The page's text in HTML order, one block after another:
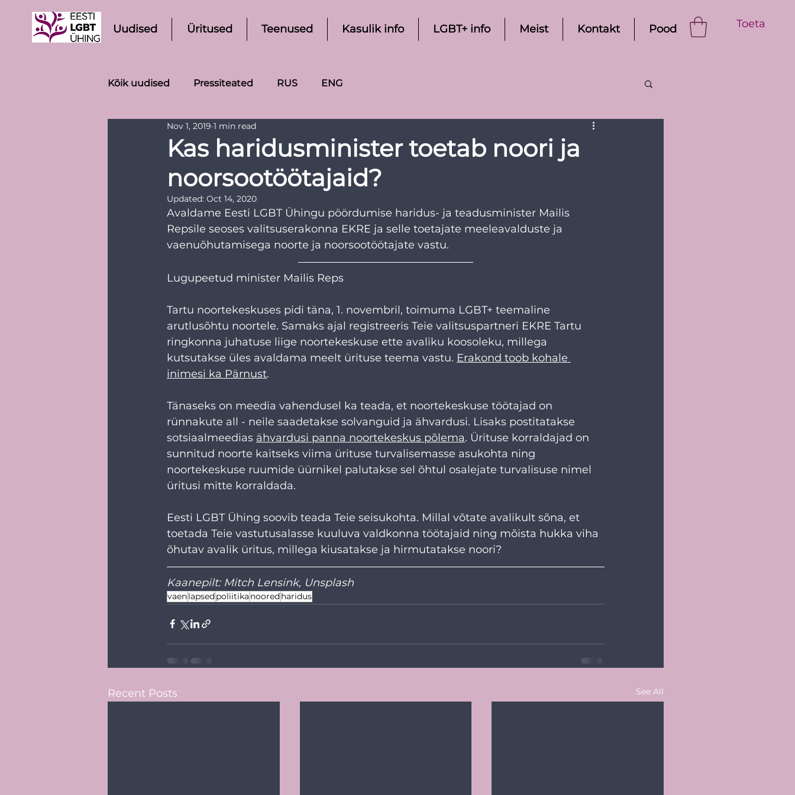
Uudised Üritused Teenused Kasulik info LGBT+ info Meist Kontakt Pood Toeta
Kõik uudised Pressiteated RUS ENG
Kas haridusminister toetab noori ja
noorsootöötajaid?
Nov 1, 2019 1 min read
Updated: Oct 14, 2020
Avaldame Eesti LGBT Ühingu pöördumise haridus- ja teadusminister Mailis
Repsile seoses valitsuserakonna EKRE ja selle toetajate meeleavalduste ja
vaenuõhutamisega noorte ja noorsootöötajate vastu.
Lugupeetud minister Mailis Reps
Tartu noortekeskuses pidi täna, 1. novembril, toimuma LGBT+ teemaline
arutlusõhtu noortele. Samaks ajal registreeris Teie valitsuspartneri EKRE Tartu
ringkonna juhatuse liige noortekeskuse ette avaliku koosoleku, millega
kutsutakse üles avaldama meelt ürituse teema vastu. Erakond toob kohale
inimesi ka Pärnust.
Tänaseks on meedia vahendusel ka teada, et noortekeskuse töötajad on
rünnakute all - neile saadetakse solvanguid ja ähvardusi. Lisaks postitatakse
sotsiaalmeedias ähvardusi panna noortekeskus põlema. Ürituse korraldajad on
sunnitud noorte kaitseks viima ürituse turvalisemasse asukohta ning
noortekeskuse ruumide üürnikel palutakse sel õhtul osalejate turvalisuse nimel
üritusi mitte korraldada.
Eesti LGBT Ühing soovib teada Teie seisukohta. Millal võtate avalikult sõna, et
toetada Teie vastutusalasse kuuluva valdkonna töötajaid ning mõista hukka viha
õhutav avalik üritus, millega kiusatakse ja hirmutatakse noori?
Kaanepilt: Mitch Lensink, Unsplash
vaenlapsedpoliitika nooredharidus
Recent Posts See All